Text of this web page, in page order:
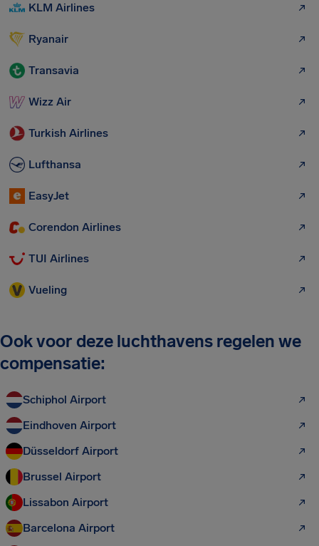
KLM Airlines
Ryanair
Transavia
Wizz Air
Turkish Airlines
Lufthansa
EasyJet
Corendon Airlines
TUI Airlines
Vueling
Ook voor deze luchthavens regelen we
compensatie:
Schiphol Airport
Eindhoven Airport
Düsseldorf Airport
Brussel Airport
Lissabon Airport
Barcelona Airport